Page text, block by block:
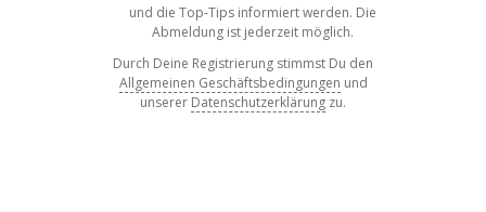
und die Top-Tips informiert werden. Die
Abmeldung ist jederzeit möglich.
Durch Deine Registrierung stimmst Du den
Allgemeinen Geschäftsbedingungen und
unserer Datenschutzerklärung zu.